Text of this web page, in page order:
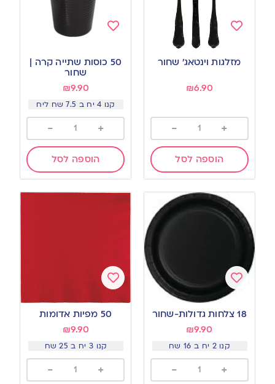
to
מזלגות וינטאג’ שחור
₪6.90
+
-
הוספה לסל
to 50 כוסות שתייה קרה |
שחור
₪9.90
קנו 4 יח ב 7.5 שח ליח
+
-
הוספה לסל
Add
to
wishlist
18 צלחות גדולות-שחור
₪9.90
קנו 2 יח ב 16 שח
+
-
Add
to
wishlist
50 מפיות אדומות
₪9.90
קנו 3 יח ב 25 שח
+
-